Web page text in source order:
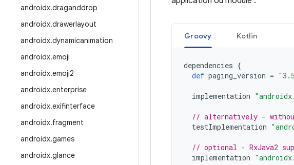
androidx.draganddrop
androidx.drawerlayout
androidx.dynamicanimation
androidx.emoji
androidx.emoji2
androidx.enterprise
androidx.exifinterface
androidx.fragment
androidx.games
androidx.glance
Groovy Kotlin
dependencies {
def paging_version =
implementation
// alternatively -
testImplementation
// optional - RxJava2
implementation